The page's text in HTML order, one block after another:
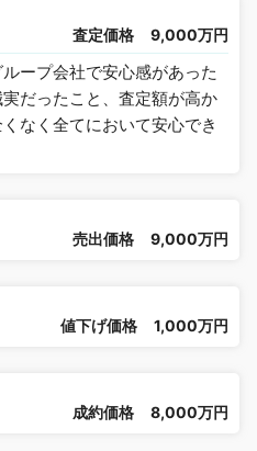
査定価格 9,000万円
ープ会社で安心感があった
だったこと、査定額が高か
なく全てにおいて安心でき
売出価格 9,000万円
値下げ価格 1,000万円
成約価格 8,000万円